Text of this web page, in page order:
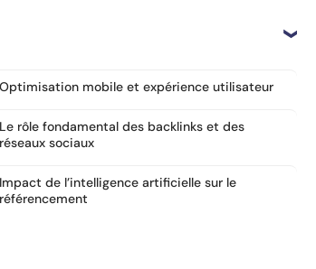
Optimisation mobile et expérience utilisateur
Le rôle fondamental des backlinks et des
réseaux sociaux
Impact de l’intelligence artificielle sur le
référencement